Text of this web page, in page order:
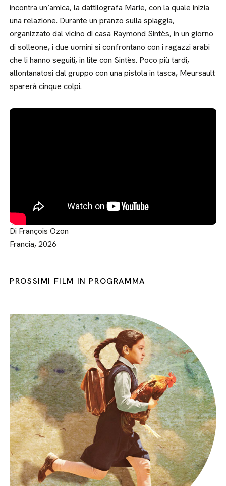
incontra un’amica, la dattilografa Marie, con la quale inizia
una relazione. Durante un pranzo sulla spiaggia,
organizzato dal vicino di casa Raymond Sintès, in un giorno
di solleone, i due uomini si confrontano con i ragazzi arabi
che li hanno seguiti, in lite con Sintès. Poco più tardi,
allontanatosi dal gruppo con una pistola in tasca, Meursault
sparerà cinque colpi.
Di François Ozon
Francia, 2026
PROSSIMI FILM IN PROGRAMMA